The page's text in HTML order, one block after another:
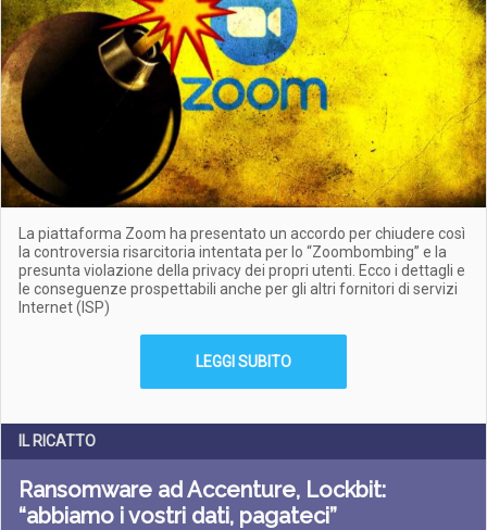
La piattaforma Zoom ha presentato un accordo per chiudere così
la controversia risarcitoria intentata per lo “Zoombombing” e la
presunta violazione della privacy dei propri utenti. Ecco i dettagli e
le conseguenze prospettabili anche per gli altri fornitori di servizi
Internet (ISP)
LEGGI SUBITO
IL RICATTO
Ransomware ad Accenture, Lockbit:
“abbiamo i vostri dati, pagateci”